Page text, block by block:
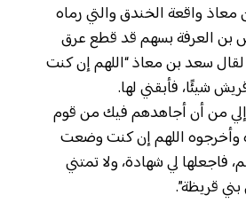
واقعة الخندق والتي رماه
بن العرفة بسهم قد قطع عرق
سعد بن معاذ “اللهم إن كنت
شيئًا، فأبقني لها.
من أن أجاهدهم فيك من قوم
وأخرجوه اللهم إن كنت وضعت
فاجعلها لي شهادة، ولا تمتني
قريظة”.